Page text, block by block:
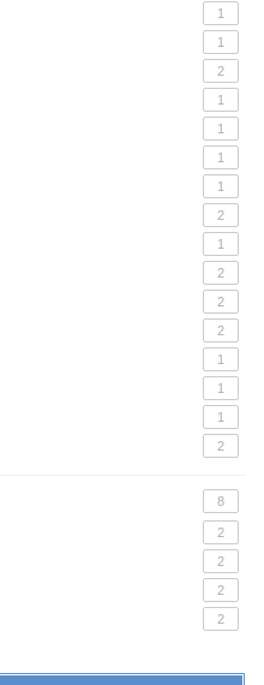
1
1
2
1
1
1
1
2
1
2
2
2
1
1
1
2
8
2
2
2
2